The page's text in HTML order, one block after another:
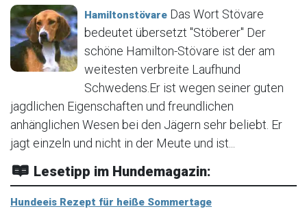
Hamiltonstövare Das Wort Stövare
bedeutet übersetzt "Stöberer" Der
schöne Hamilton-Stövare ist der am
weitesten verbreite Laufhund
Schwedens.Er ist wegen seiner guten
jagdlichen Eigenschaften und freundlichen
anhänglichen Wesen bei den Jägern sehr beliebt. Er
jagt einzeln und nicht in der Meute und ist...
Lesetipp im Hundemagazin:
Hundeeis Rezept für heiße Sommertage